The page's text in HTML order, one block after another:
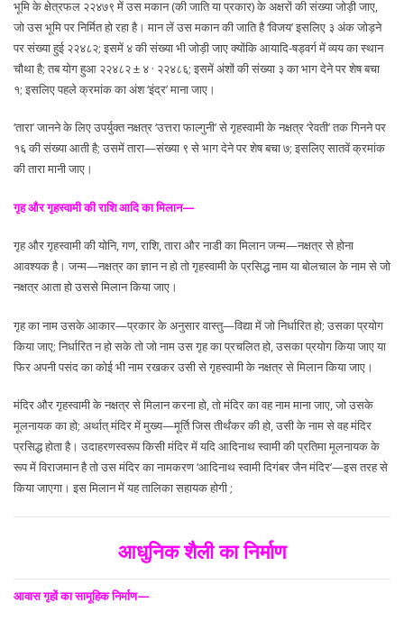
भूमि के क्षेत्रफल २२४७९ में उस मकान (की जाति या प्रकार) के अक्षरों की संख्या जोड़ी जाए,
जो उस भूमि पर निर्मित हो रहा है। मान लें उस मकान की जाति है ‘विजय’ इसलिए ३ अंक जोड़ने
पर संख्या हुई २२४८२; इसमें ४ की संख्या भी जोड़ी जाए क्योंकि आयादि-षड्वर्ग में व्यय का स्थान
चौथा है; तब योग हुआ २२४८२ ± ४ · २२४८६; इसमें अंशों की संख्या ३ का भाग देने पर शेष बचा
१; इसलिए पहले क्रमांक का अंश ‘इंद्र’ माना जाए।
‘तारा’ जानने के लिए उपर्युक्त नक्षत्र ‘उत्तरा फाल्गुनी’ से गृहस्वामी के नक्षत्र ‘रेवती’ तक गिनने पर
१६ की संख्या आती है; उसमें तारा—संख्या ९ से भाग देने पर शेष बचा ७; इसलिए सातवें क्रमांक
की तारा मानी जाए।
गृह और गृहस्वामी की राशि आदि का मिलान—
गृह और गृहस्वामी की योनि, गण, राशि, तारा और नाडी का मिलान जन्म—नक्षत्र से होना
आवश्यक है। जन्म—नक्षत्र का ज्ञान न हो तो गृहस्वामी के प्रसिद्ध नाम या बोलचाल के नाम से जो
नक्षत्र आता हो उससे मिलान किया जाए।
गृह का नाम उसके आकार—प्रकार के अनुसार वास्तु—विद्या में जो निर्धारित हो; उसका प्रयोग
किया जाए; निर्धारित न हो सके तो जो नाम उस गृह का प्रचलित हो, उसका प्रयोग किया जाए या
फिर अपनी पसंद का कोई भी नाम रखकर उसी से गृहस्वामी के नक्षत्र से मिलान किया जाए।
मंदिर और गृहस्वामी के नक्षत्र से मिलान करना हो, तो मंदिर का वह नाम माना जाए, जो उसके
मूलनायक का हो; अर्थात् मंदिर में मुख्य—मूर्ति जिस तीर्थंकर की हो, उसी के नाम से वह मंदिर
प्रसिद्ध होता है। उदाहरणस्वरूप किसी मंदिर में यदि आदिनाथ स्वामी की प्रतिमा मूलनायक के
रूप में विराजमान है तो उस मंदिर का नामकरण ‘आदिनाथ स्वामी दिगंबर जैन मंदिर’—इस तरह से
किया जाएगा। इस मिलान में यह तालिका सहायक होगी ;
आधुनिक शैली का निर्माण
आवास गृहों का सामूहिक निर्माण—